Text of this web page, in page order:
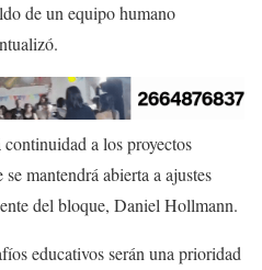
de un equipo humano
a los proyectos
mantendrá abierta a ajustes
del bloque, Daniel Hollmann.
educativos serán una prioridad